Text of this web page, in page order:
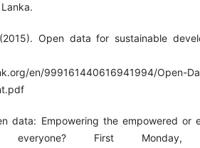
Open data for sustainable
en/999161440616941994/Open-
data: Empowering the empowered or
First Monday,